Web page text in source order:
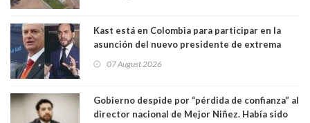
Kast está en Colombia para participar en la
asunción del nuevo presidente de extrema
07 August 2026
Gobierno despide por “pérdida de confianza” al
director nacional de Mejor Niñez. Había sido